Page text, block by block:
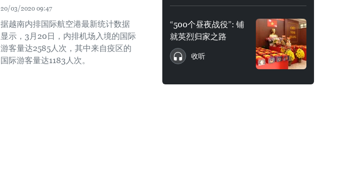
20/03/2020 09:47
据越南内排国际航空港最新统计数据
显示，3月20日，内排机场入境的国际
游客量达2585人次，其中来自疫区的
国际游客量达1183人次。
“500个昼夜战役”: 铺
就英烈归家之路
收听